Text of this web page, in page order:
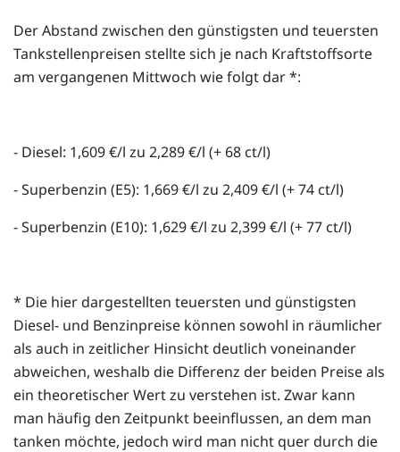
Der Abstand zwischen den günstigsten und teuersten
Tankstellenpreisen stellte sich je nach Kraftstoffsorte
am vergangenen Mittwoch wie folgt dar *:
- Diesel: 1,609 €/l zu 2,289 €/l (+ 68 ct/l)
- Superbenzin (E5): 1,669 €/l zu 2,409 €/l (+ 74 ct/l)
- Superbenzin (E10): 1,629 €/l zu 2,399 €/l (+ 77 ct/l)
* Die hier dargestellten teuersten und günstigsten
Diesel- und Benzinpreise können sowohl in räumlicher
als auch in zeitlicher Hinsicht deutlich voneinander
abweichen, weshalb die Differenz der beiden Preise als
ein theoretischer Wert zu verstehen ist. Zwar kann
man häufig den Zeitpunkt beeinflussen, an dem man
tanken möchte, jedoch wird man nicht quer durch die